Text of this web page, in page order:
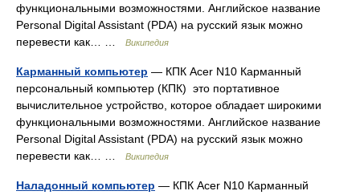
функциональными возможностями. Английское название
Personal Digital Assistant (PDA) на русский язык можно
перевести как… …
Википедия
Карманный компьютер — КПК Acer N10 Карманный
персональный компьютер (КПК) это портативное
вычислительное устройство, которое обладает широкими
функциональными возможностями. Английское название
Personal Digital Assistant (PDA) на русский язык можно
перевести как… …
Википедия
Наладонный компьютер — КПК Acer N10 Карманный